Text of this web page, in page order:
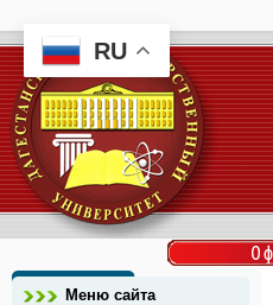
Меню сайта
RU